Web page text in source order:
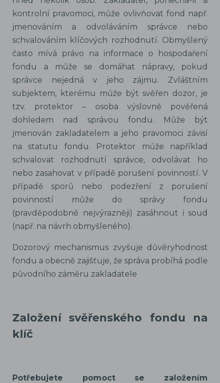
kontrolní pravomoci, může ovlivňovat fond např.
jmenováním a odvoláváním správce nebo
schvalováním klíčových rozhodnutí. Obmyšlený
často mívá právo na informace o hospodaření
fondu a může se domáhat nápravy, pokud
správce nejedná v jeho zájmu. Zvláštním
subjektem, kterému může být svěřen dozor, je
tzv. protektor – osoba výslovně pověřená
dohledem nad správou fondu. Může být
jmenován zakladatelem a jeho pravomoci závisí
na statutu fondu. Protektor může například
schvalovat rozhodnutí správce, odvolávat ho
nebo zasahovat v případě porušení povinností. V
případě sporů nebo podezření z porušení
povinností může do správy fondu
(pravděpodobně nejvýrazněji) zasáhnout i soud
(např. na návrh obmyšleného).
Dozorový mechanismus zvyšuje důvěryhodnost
fondu a obecně zajišťuje, že správa probíhá podle
původního záměru zakladatele
Založení svěřenského fondu na
klíč
Potřebujete pomoct se založením